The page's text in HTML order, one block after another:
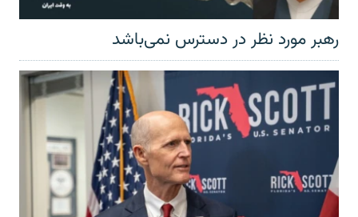
رهبر مورد نظر در دسترس نمی‌باشد